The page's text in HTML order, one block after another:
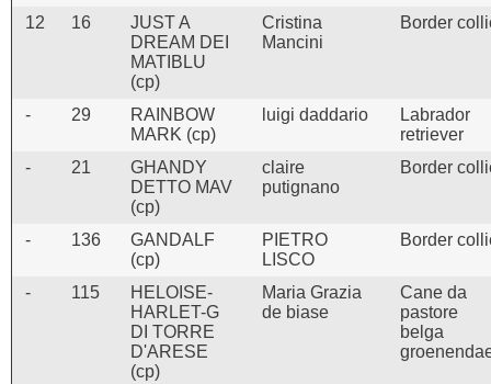
12 16
JUST A
DREAM DEI
MATIBLU
(cp)
Cristina
Mancini
Border
- 29
RAINBOW
MARK (cp)
luigi daddario
Labrador
retriever
-
21
GHANDY
DETTO MAV
(cp)
claire
putignano
Border
- 136
GANDALF
(cp)
PIETRO
LISCO
Border
- 115
HELOISE-
HARLET-G
DI TORRE
D'ARESE
(cp)
Maria Grazia
de biase
Cane da
pastore
belga